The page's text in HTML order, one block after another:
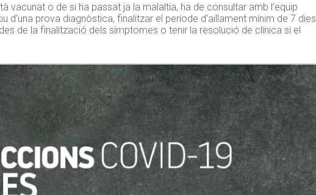
vacunat o de si ha passat ja la malaltia, ha de consultar amb l’equip
d’una prova diagnòstica, finalitzar el període d’aïllament mínim de 7 dies
de la finalització dels símptomes o tenir la resolució de clínica si el